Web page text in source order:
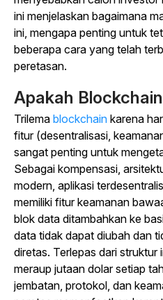
ini menjelaskan bagaimana
ini, mengapa penting untuk
beberapa cara yang telah
peretasan.
Apakah
Trilema blockchain karena
fitur (desentralisasi,
sangat penting untuk
Sebagai kompensasi,
modern, aplikasi
memiliki fitur keamanan
blok data ditambahkan ke
data tidak dapat diubah dan
diretas. Terlepas dari struktur
meraup jutaan dolar setiap
jembatan, protokol, dan